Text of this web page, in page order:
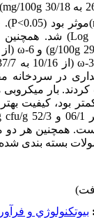
mg/100g
)موثر بود(P<0.05)
.
Log) شد. همچنین
g/100g) وω-6 (از 57/5 به 13/7
ω-3 (از 10/16 به 37/7
در سردخانه
بار
بود، کیفیت
cfu/g
بسته بندی
بيوتكنولوژي و